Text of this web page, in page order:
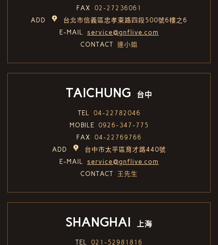
FAX
02-27236061
ADD
台北市信義區忠孝東路四段500號6樓之6
E-MAIL
service@gnflive.com
CONTACT 連小姐
TAICHUNG 台中
TEL
04-22782046
MOBILE
0926-347-775
FAX
04-22769766
ADD
台中市太平區育才路440號
E-MAIL
service@gnflive.com
CONTACT
王先生
SHANGHAI 上海
TEL
021-52981816